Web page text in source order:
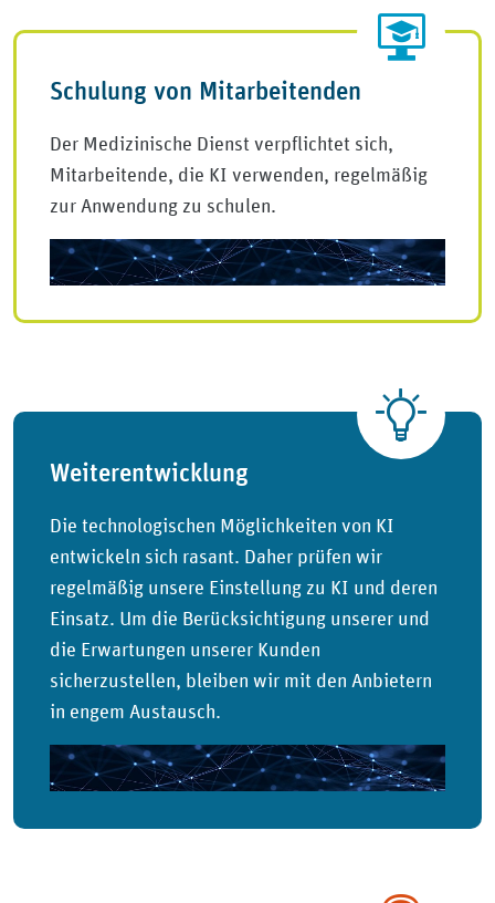
Schulung von Mitarbeitenden
Der Medizinische Dienst verpflichtet sich,
Mitarbeitende, die KI verwenden, regelmäßig
zur Anwendung zu schulen.
Weiterentwicklung
Die technologischen Möglichkeiten von KI
entwickeln sich rasant. Daher prüfen wir
regelmäßig unsere Einstellung zu KI und deren
Einsatz. Um die Berücksichtigung unserer und
die Erwartungen unserer Kunden
sicherzustellen, bleiben wir mit den Anbietern
in engem Austausch.